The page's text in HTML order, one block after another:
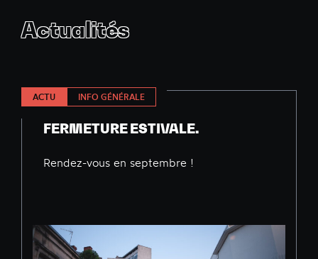
Actualités
ACTU INFO GÉNÉRALE
FERMETURE ESTIVALE.
Rendez-vous en septembre !